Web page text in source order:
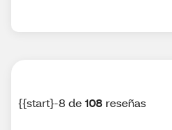
{{start}-8 de108 reseñas